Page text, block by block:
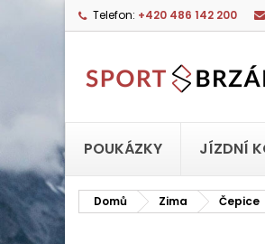
Telefon: +420 486 142 200
POUKÁZKY JÍZDNÍ
Domů Zima Čepice